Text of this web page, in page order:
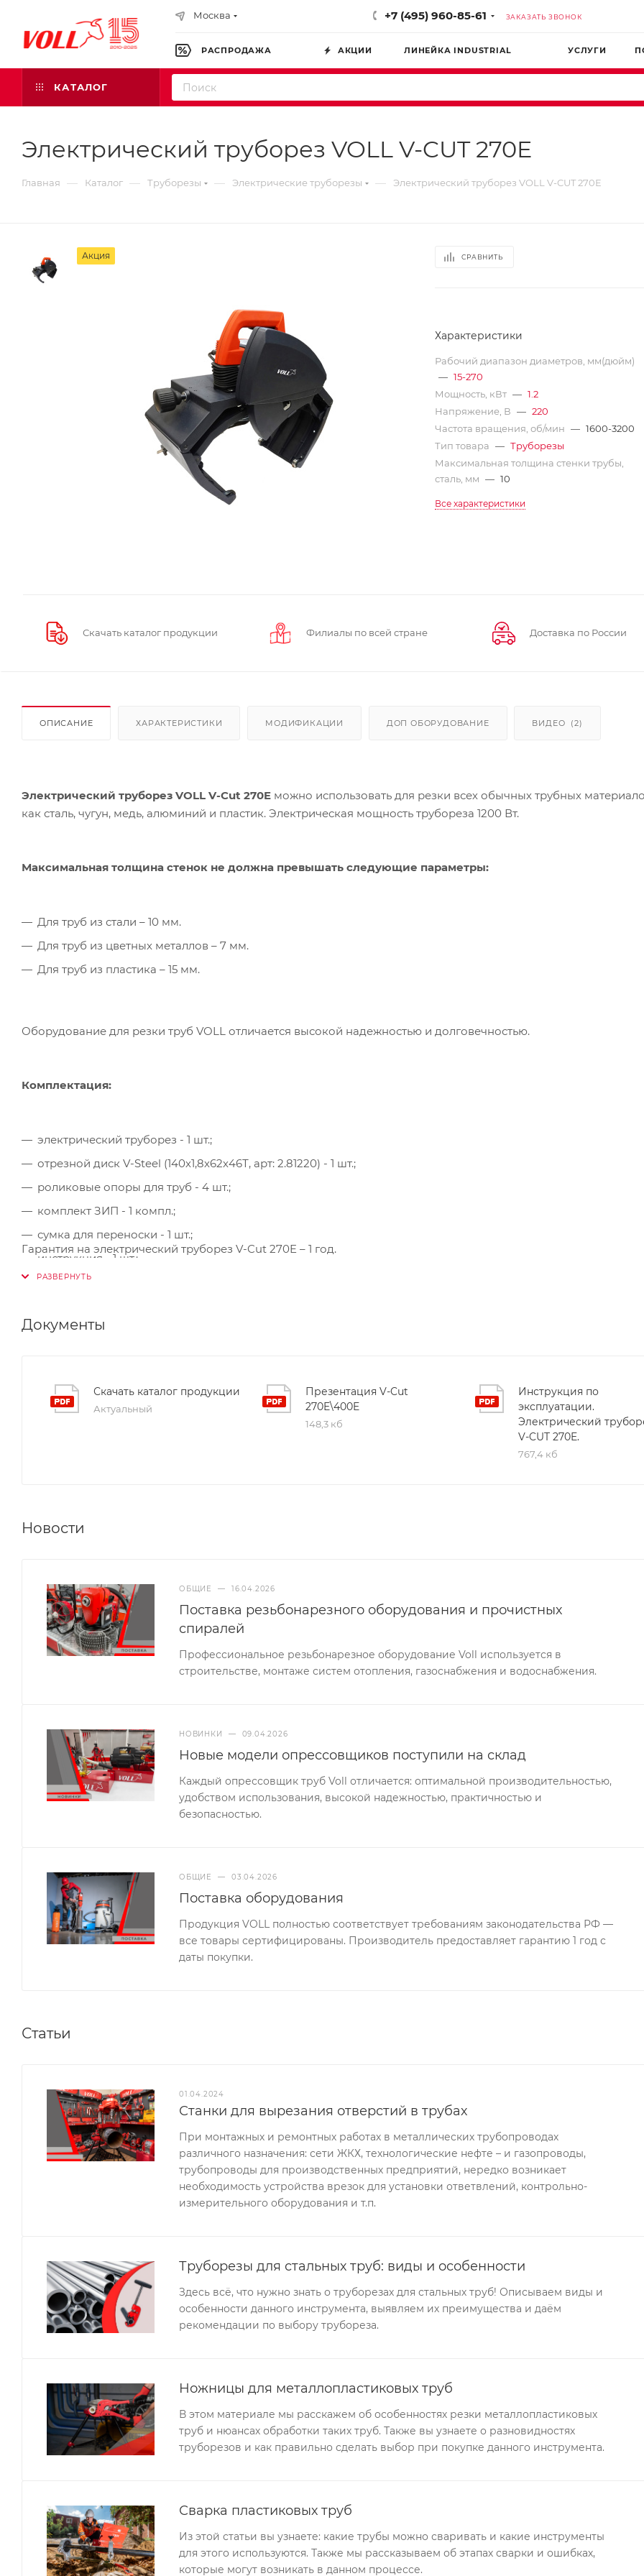
Москва +7 (495) 960-85-61 ЗАКАЗАТЬ ЗВОНОК
РАСПРОДАЖА АКЦИИ ЛИНЕЙКА INDUSTRIAL УСЛУГИ
КАТАЛОГ
Электрический труборез VOLL V-CUT 270E
Главная — Каталог — Труборезы — Электрические труборезы — Электрический труборез VOLL V-CUT 270E
Акция СРАВНИТЬ
Характеристики
Рабочий диапазон диаметров, мм(дюйм)
— 15-270
Мощность, кВт — 1.2
Напряжение, В — 220
Частота вращения, об/мин — 1600-3200
Тип товара — Труборезы
Максимальная толщина стенки трубы,
сталь, мм — 10
Все характеристики
Скачать каталог продукции Филиалы по всей стране Доставка по России
ОПИСАНИЕ ХАРАКТЕРИСТИКИ МОДИФИКАЦИИ ДОП ОБОРУДОВАНИЕ ВИДЕО (2)
Электрический труборез VOLL V-Cut 270E можно использовать для резки всех обычных трубных
как сталь, чугун, медь, алюминий и пластик. Электрическая мощность трубореза 1200 Вт.
Максимальная толщина стенок не должна превышать следующие параметры:
Для труб из стали – 10 мм.
Для труб из цветных металлов – 7 мм.
Для труб из пластика – 15 мм.
Оборудование для резки труб VOLL отличается высокой надежностью и долговечностью.
Комплектация:
электрический труборез - 1 шт.;
отрезной диск V-Steel (140х1,8х62х46Т, арт: 2.81220) - 1 шт.;
роликовые опоры для труб - 4 шт.;
комплект ЗИП - 1 компл.;
сумка для переноски - 1 шт.;
инструкция - 1 шт.;
Гарантия на электрический труборез V-Cut 270E – 1 год.
Документы
Скачать каталог продукции
Актуальный
Презентация V-Cut
270E\400E
148,3 кб
Инструкция по
эксплуатации.
Электрический
V-CUT 270E.
767,4 кб
Новости
ОБЩИЕ — 16.04.2026
Поставка резьбонарезного оборудования и прочистных
спиралей
Профессиональное резьбонарезное оборудование Voll используется в
строительстве, монтаже систем отопления, газоснабжения и водоснабжения.
НОВИНКИ — 09.04.2026
Новые модели опрессовщиков поступили на склад
Каждый опрессовщик труб Voll отличается: оптимальной производительностью,
удобством использования, высокой надежностью, практичностью и
безопасностью.
ОБЩИЕ — 03.04.2026
Поставка оборудования
Продукция VOLL полностью соответствует требованиям законодательства РФ —
все товары сертифицированы. Производитель предоставляет гарантию 1 год с
даты покупки.
Статьи
01.04.2024
Станки для вырезания отверстий в трубах
При монтажных и ремонтных работах в металлических трубопроводах
различного назначения: сети ЖКХ, технологические нефте – и газопроводы,
трубопроводы для производственных предприятий, нередко возникает
необходимость устройства врезок для установки ответвлений, контрольно-
измерительного оборудования и т.п.
Труборезы для стальных труб: виды и особенности
Здесь всё, что нужно знать о труборезах для стальных труб! Описываем виды и
особенности данного инструмента, выявляем их преимущества и даём
рекомендации по выбору трубореза.
Ножницы для металлопластиковых труб
В этом материале мы расскажем об особенностях резки металлопластиковых
труб и нюансах обработки таких труб. Также вы узнаете о разновидностях
труборезов и как правильно сделать выбор при покупке данного инструмента.
Сварка пластиковых труб
Из этой статьи вы узнаете: какие трубы можно сваривать и какие инструменты
для этого используются. Также мы рассказываем об этапах сварки и ошибках,
которые могут возникать в данном процессе.